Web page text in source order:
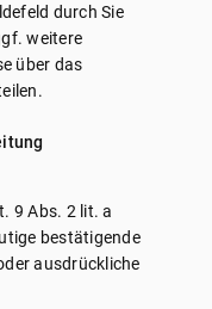
durch Sie
weitere
über das
9 Abs. 2 lit. a
bestätigende
ausdrückliche